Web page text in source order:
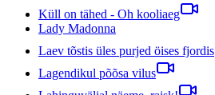
Küll on tähed - Oh kooliaeg
Lady Madonna
Laev tõstis üles purjed öises fjordis
Lagendikul põõsa vilus